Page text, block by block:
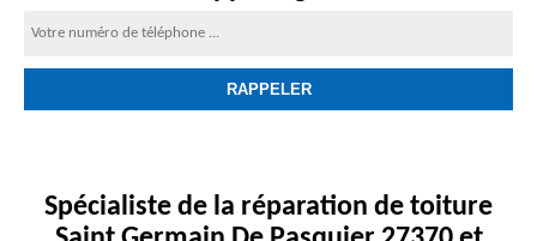
Spécialiste de la réparation de toiture